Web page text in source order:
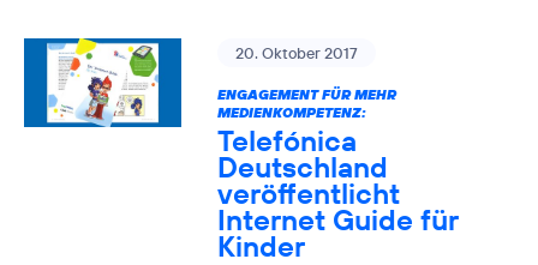
20. Oktober 2017
ENGAGEMENT FÜR MEHR
MEDIENKOMPETENZ:
Telefónica
Deutschland
veröffentlicht
Internet Guide für
Kinder